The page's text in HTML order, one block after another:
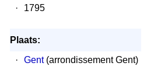
·
1795
Plaats:
·
Gent(arrondissement Gent)